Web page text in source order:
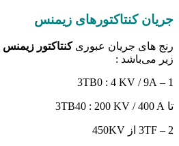
جریان کنتاکتورهای زیمنس
رنج های جریان عبوری کنتاکتور زیمنس
زیر می‌باشد :
1 – 3TB0 : 4 KV / 9A
تا 3TB40 : 200 KV / 400 A
2 – 3TF از 450KV